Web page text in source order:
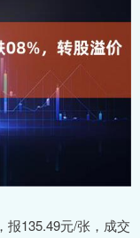
报135.49元/张，成交